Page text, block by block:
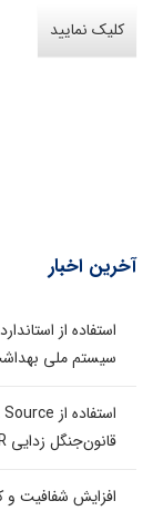
کلیک نمایید
آخرین اخبار
سیستم ملی
قانون‌جنگل زدایی EUDR
افزایش شفافیت و